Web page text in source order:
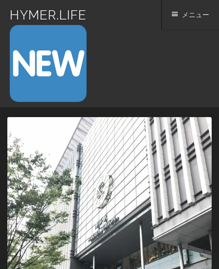
HYMER.LIFE メニュー
コ
ン
テ
ン
ツ
へ
ス
キ
ッ
プ